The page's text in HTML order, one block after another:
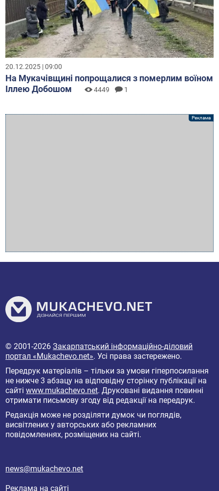
20.12.2025 | 09:00
На Мукачівщині попрощалися з померлим воїном
Іллею Добошом
4449 1
© 2001-2026Закарпатський інформаційно-діловий
портал «Mukachevo.net». Усі права застережено.
Передрук матеріалів – тільки за умови гіперпосилання
не нижче 3 абзацу на відповідну сторінку публікації на
сайтіwww.mukachevo.net. Друковані видання повинні
отримати письмову згоду від редакції на передрук.
Редакція може не розділяти думок чи поглядів,
висвітлених у авторських або рекламних
повідомленнях, розміщених на сайті.
news@mukachevo.net
Реклама на сайті